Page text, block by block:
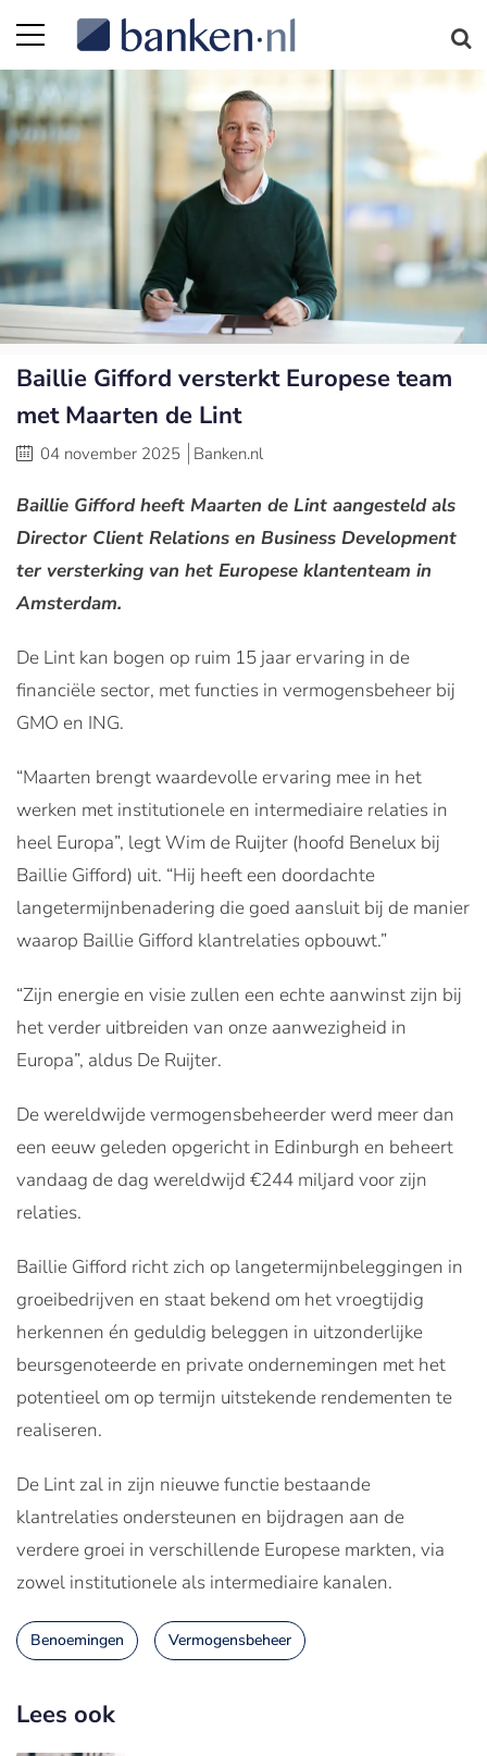
Baillie Gifford versterkt Europese team
met Maarten de Lint
04 november 2025 Banken.nl
Baillie Gifford heeft Maarten de Lint aangesteld als
Director Client Relations en Business Development
ter versterking van het Europese klantenteam in
Amsterdam.
De Lint kan bogen op ruim 15 jaar ervaring in de
financiële sector, met functies in vermogensbeheer bij
GMO en ING.
“Maarten brengt waardevolle ervaring mee in het
werken met institutionele en intermediaire relaties in
heel Europa”, legt Wim de Ruijter (hoofd Benelux bij
Baillie Gifford) uit. “Hij heeft een doordachte
langetermijnbenadering die goed aansluit bij de manier
waarop Baillie Gifford klantrelaties opbouwt.”
“Zijn energie en visie zullen een echte aanwinst zijn bij
het verder uitbreiden van onze aanwezigheid in
Europa”, aldus De Ruijter.
De wereldwijde vermogensbeheerder werd meer dan
een eeuw geleden opgericht in Edinburgh en beheert
vandaag de dag wereldwijd €244 miljard voor zijn
relaties.
Baillie Gifford richt zich op langetermijnbeleggingen in
groeibedrijven en staat bekend om het vroegtijdig
herkennen én geduldig beleggen in uitzonderlijke
beursgenoteerde en private ondernemingen met het
potentieel om op termijn uitstekende rendementen te
realiseren.
De Lint zal in zijn nieuwe functie bestaande
klantrelaties ondersteunen en bijdragen aan de
verdere groei in verschillende Europese markten, via
zowel institutionele als intermediaire kanalen.
Benoemingen Vermogensbeheer
Lees ook